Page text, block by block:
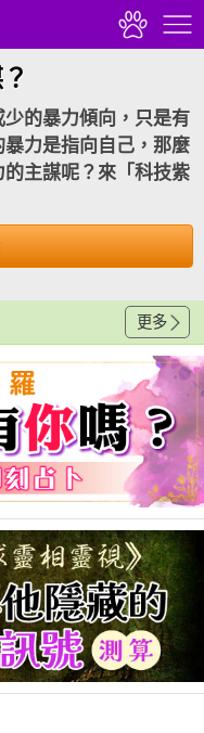
的暴力傾向，只是有
力是指向自己，那麼
主謀呢？來「科技紫
更多